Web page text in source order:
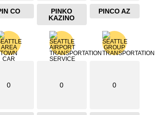
CO
PINKO
KAZINO
PINCO AZ
0 0 0